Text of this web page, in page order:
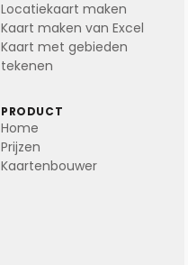
Locatiekaart maken
Kaart maken van Excel
Kaart met gebieden
tekenen
PRODUCT
Home
Prijzen
Kaartenbouwer